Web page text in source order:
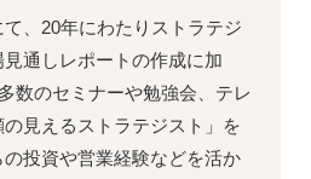
、20年にわたりストラテジ
通しレポートの作成に加
数のセミナーや勉強会、テレ
見えるストラテジスト」を
投資や営業経験などを活か